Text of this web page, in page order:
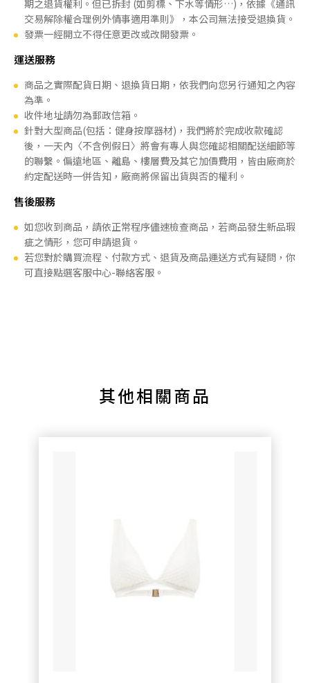
期之退貨權利。但已拆封 (如剪標、下水等情形…)，依據《通訊
交易解除權合理例外情事適用準則》，本公司無法接受退換貨。
發票一經開立不得任意更改或改開發票。
運送服務
商品之實際配貨日期、退換貨日期，依我們向您另行通知之內容
為準。
收件地址請勿為郵政信箱。
針對大型商品(包括：健身按摩器材)，我們將於完成收款確認
後，一天內〈不含例假日〉將會有專人與您確認相關配送細節等
的聯繫。偏遠地區、離島、樓層費及其它加價費用，皆由廠商於
約定配送時一併告知，廠商將保留出貨與否的權利。
售後服務
如您收到商品，請依正常程序儘速檢查商品，若商品發生新品瑕
疵之情形，您可申請退貨。
若您對於購買流程、付款方式、退貨及商品運送方式有疑問，你
可直接點選客服中心-聯絡客服。
其他相關商品